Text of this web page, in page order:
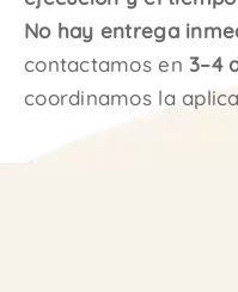
No hay entrega
contactamos en3–4
coordinamos la